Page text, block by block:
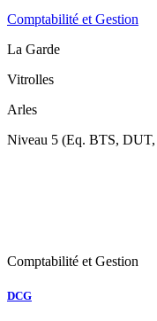
Comptabilité et Gestion
La Garde
Vitrolles
Arles
Niveau 5 (Eq. BTS,
Comptabilité et Gestion
DCG